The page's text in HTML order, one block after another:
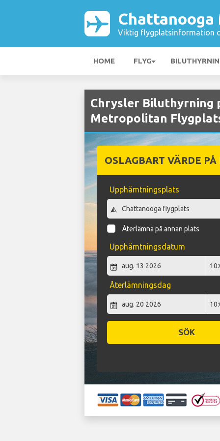
Viktig flygplatsinformation
HOME FLYG
Chrysler Biluthyrning
Metropolitan
OSLAGBART VÄRDE
Upphämtningsplats
Återlämna på annan plats
Upphämtningsdatum
Återlämningsdag
SÖK